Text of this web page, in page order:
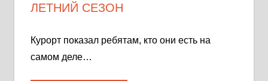
ЛЕТНИЙ СЕЗОН
Курорт показал ребятам, кто они есть на
самом деле…